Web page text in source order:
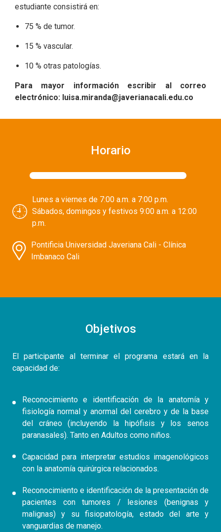
estudiante consistirá en:
75 % de tumor.
15 % vascular.
10 % otras patologías.
Para mayor información escribir al correo
electrónico: luisa.miranda@javerianacali.edu.co
Horario
Lunes a viernes de 7:00 a.m. a 7:00 p.m.
Sábados, domingos y festivos 9:00 a.m. a 12:00
p.m.
Pontificia Universidad Javeriana Cali - Clínica
Imbanaco Cali
Objetivos
El participante al terminar el programa estará en la
capacidad de:
Reconocimiento e identificación de la anatomía y
fisiología normal y anormal del cerebro y de la base
del cráneo (incluyendo la hipófisis y los senos
paranasales). Tanto en Adultos como niños.
Capacidad para interpretar estudios imagenológicos
con la anatomía quirúrgica relacionados.
Reconocimiento e identificación de la presentación de
pacientes con tumores / lesiones (benignas y
malignas) y su fisiopatología, estado del arte y
vanguardias de manejo.